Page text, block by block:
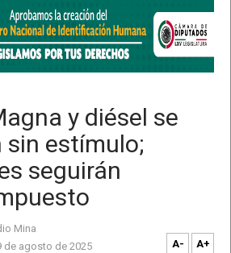
y diésel se
sin estímulo;
seguirán
Mina
de agosto de 2025 A- A+